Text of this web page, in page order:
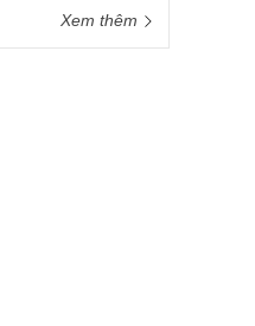
Xem thêm